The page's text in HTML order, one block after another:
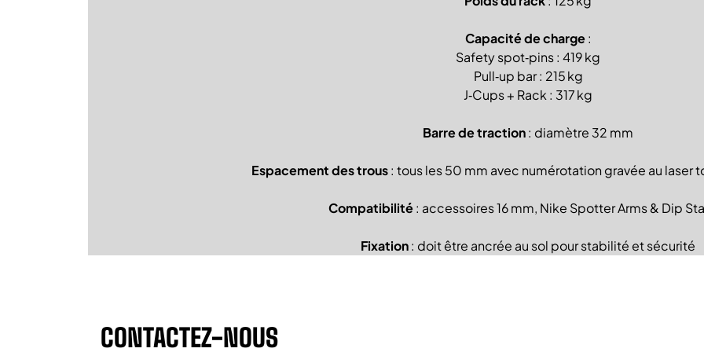
Capacité de charge:
Safety spot‑pins : 419 kg
Pull‑up bar : 215 kg
J‑Cups + Rack : 317 kg
Barre de traction: diamètre 32 mm
Espacement des trous: tous les 50 mm avec numérotation gravée au laser
Compatibilité: accessoires 16 mm, Nike Spotter Arms & Dip
Fixation: doit être ancrée au sol pour stabilité et sécurité
CONTACTEZ-NOUS